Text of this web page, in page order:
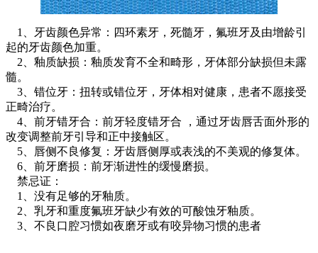
1、牙齿颜色异常：四环素牙，死髓牙，氟班牙及由增龄引
起的牙齿颜色加重。
2、釉质缺损：釉质发育不全和畸形，牙体部分缺损但未露
髓。
3、错位牙：扭转或错位牙，牙体相对健康，患者不愿接受
正畸治疗。
4、前牙错牙合：前牙轻度错牙合 ，通过牙齿唇舌面外形的
改变调整前牙引导和正中接触区。
5、唇侧不良修复：牙齿唇侧厚或表浅的不美观的修复体。
6、前牙磨损：前牙渐进性的缓慢磨损。
禁忌证：
1、没有足够的牙釉质。
2、乳牙和重度氟班牙缺少有效的可酸蚀牙釉质。
3、不良口腔习惯如夜磨牙或有咬异物习惯的患者